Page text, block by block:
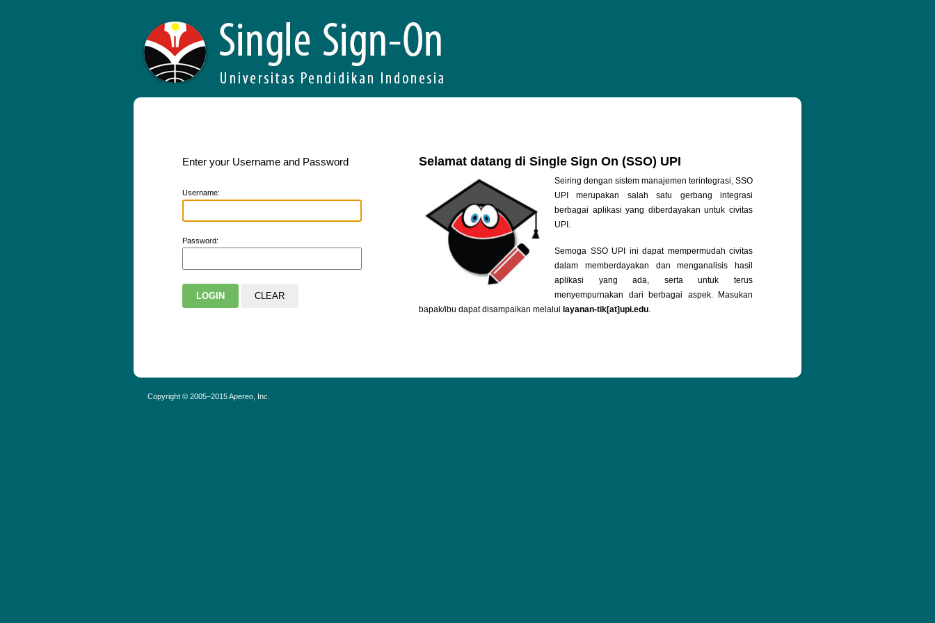
Enter your Username and Password
Username:
Password:
Selamat datang di Single Sign On (SSO) UPI
Seiring dengan sistem manajemen terintegrasi, SSO
UPI merupakan salah satu gerbang integrasi
berbagai aplikasi yang diberdayakan untuk civitas
UPI.
Semoga SSO UPI ini dapat mempermudah civitas
dalam memberdayakan dan menganalisis hasil
aplikasi yang ada, serta untuk terus
menyempurnakan dari berbagai aspek. Masukan
bapak/ibu dapat disampaikan melalui layanan-tik[at]upi.edu.
Copyright © 2005–2015 Apereo, Inc.